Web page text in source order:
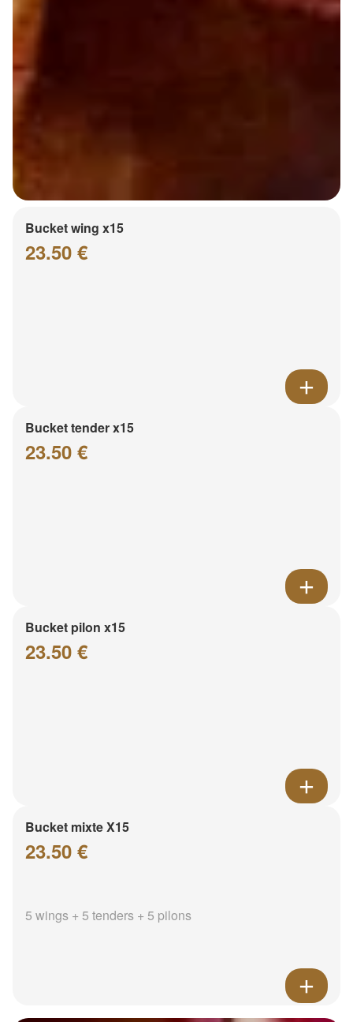
Bucket wing x15
23.50 €
Bucket tender x15
23.50 €
Bucket pilon x15
23.50 €
Bucket mixte X15
23.50 €
5 wings + 5 tenders + 5 pilons